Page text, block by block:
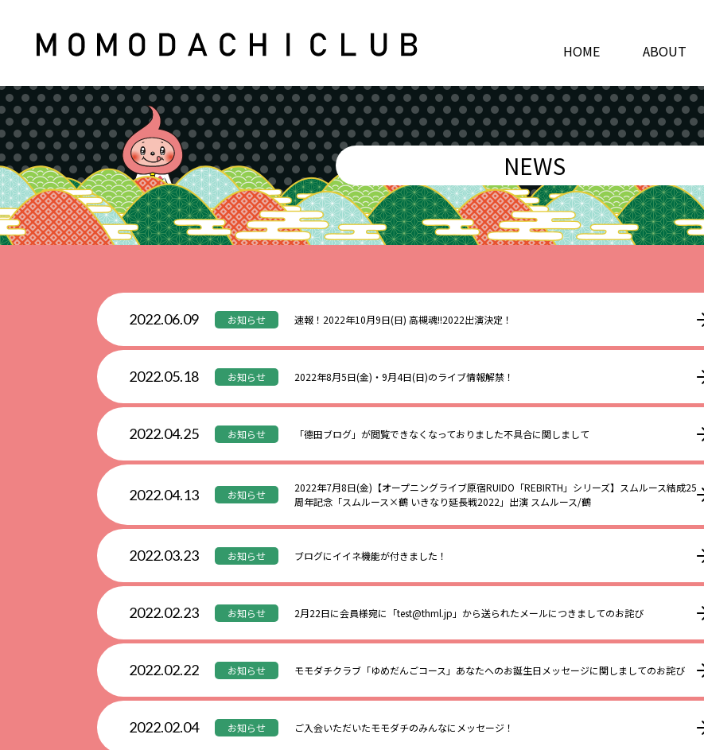
HOME
ABOUT
NEWS
2022.06.09 お知らせ 速報！2022年10月9日(日) 高槻魂!!2022出演決定！
2022.05.18 お知らせ 2022年8月5日(金)・9月4日(日)のライブ情報解禁！
2022.04.25 お知らせ 「德田ブログ」が閲覧できなくなっておりました不具合に関しまして
2022.04.13 お知らせ
2022年7月8日(金)【オープニングライブ原宿RUIDO「REBIRTH」シリーズ】スムルース結成25
周年記念「スムルース×鶴 いきなり延長戦2022」出演 スムルース/鶴
2022.03.23 お知らせ ブログにイイネ機能が付きました！
2022.02.23 お知らせ 2月22日に会員様宛に「test@thml.jp」から送られたメールにつきましてのお詫び
2022.02.22 お知らせ モモダチクラブ「ゆめだんごコース」あなたへのお誕生日メッセージに関しましてのお詫び
2022.02.04 お知らせ ご入会いただいたモモダチのみんなにメッセージ！